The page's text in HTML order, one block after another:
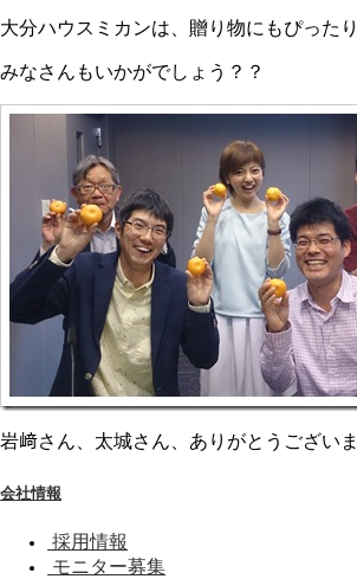
大分ハウスミカンは、贈り物にもぴったり
みなさんもいかがでしょう？？
岩﨑さん、太城さん、ありがとうございま
会社情報
採用情報
モニター募集